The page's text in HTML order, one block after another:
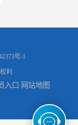
河南郑州生产加工彩钢围挡 郑州鑫纵 质量好 围挡加工
号-1
利.
入口 网站地图